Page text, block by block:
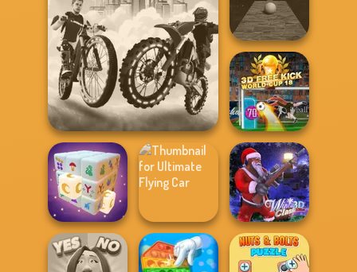
Mr. Racer
City Bike Racing
Champion
Madness Driver
Vertigo City
Roller Baller
3D Free Kick
World Cup 18